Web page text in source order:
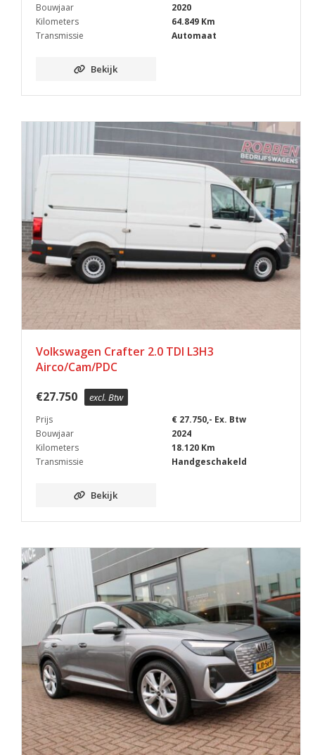
Bouwjaar
2020
Kilometers
64.849 Km
Transmissie
Automaat
Bekijk
Volkswagen Crafter 2.0 TDI L3H3
Airco/Cam/PDC
€27.750 excl. Btw
Prijs
€ 27.750,- Ex. Btw
Bouwjaar
2024
Kilometers
18.120 Km
Transmissie
Handgeschakeld
Bekijk